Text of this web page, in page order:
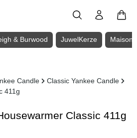
& Burwood JuwelKerze Maison
Candle
Classic Yankee Candle
411g
Classic 411g